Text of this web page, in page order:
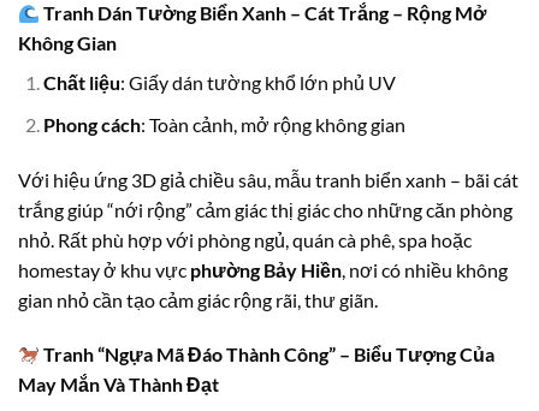
Tranh Dán Tường Biển Xanh – Cát Trắng – Rộng Mở
Không Gian
Chất liệu: Giấy dán tường khổ lớn phủ UV
Phong cách: Toàn cảnh, mở rộng không gian
Với hiệu ứng 3D giả chiều sâu, mẫu tranh biển xanh – bãi cát
trắng giúp “nới rộng” cảm giác thị giác cho những căn phòng
nhỏ. Rất phù hợp với phòng ngủ, quán cà phê, spa hoặc
homestay ở khu vực phường Bảy Hiền , nơi có nhiều không
gian nhỏ cần tạo cảm giác rộng rãi, thư giãn.
Tranh “Ngựa Mã Đáo Thành Công” – Biểu Tượng Của
May Mắn Và Thành Đạt